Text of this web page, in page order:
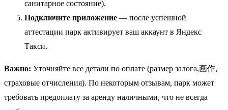
санитарное состояние).
Подключите приложение — после успешной
аттестации парк активирует ваш аккаунт в Яндекс
Такси.
Важно: Уточняйте все детали по оплате (размер залога,画作,
страховые отчисления). По некоторым отзывам, парк может
требовать предоплату за аренду наличными, что не всегда